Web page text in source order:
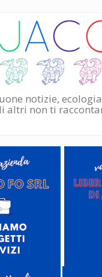
notizie,
altri non ti